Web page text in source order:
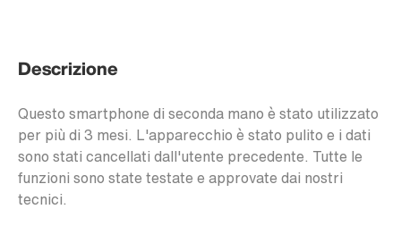
Descrizione
Questo smartphone di seconda mano è stato utilizzato
per più di 3 mesi. L'apparecchio è stato pulito e i dati
sono stati cancellati dall'utente precedente. Tutte le
funzioni sono state testate e approvate dai nostri
tecnici.